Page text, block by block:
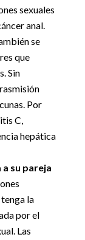
sexuales
anal.
se
que
Sin
Por
C,
hepática
su pareja
la
por el
Las